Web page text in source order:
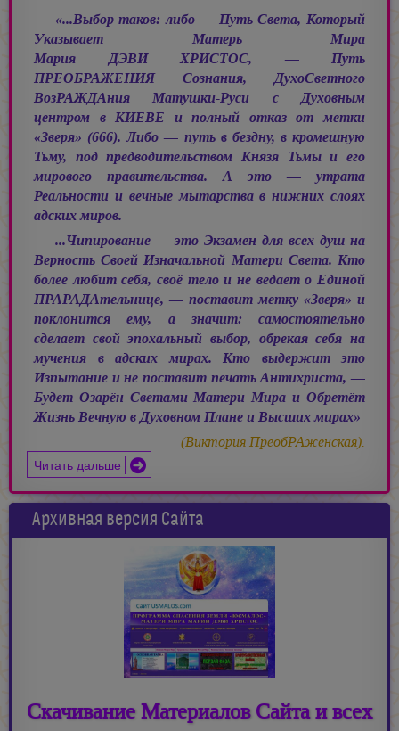
«...Выбор таков: либо — Путь Света, Который
Указывает Матерь Мира
Мария ДЭВИ ХРИСТОС, —Путь
ПРЕОБРАЖЕНИЯ Сознания, ДухоСветного
ВозРАЖДАния Матушки-Руси с Духовным
центром в КИЕВЕ и полный отказ от метки
«Зверя» (666). Либо — путь в бездну, в кромешную
Тьму, под предводительством Князя Тьмы и его
мирового правительства. А это — утрата
Реальности и вечные мытарства в нижних слоях
адских миров.
...Чипирование — это Экзамен для всех душ на
Верность Своей Изначальной Матери Света. Кто
более любит себя, своё тело и не ведает о Единой
ПРАРАДАтельнице, — поставит метку «Зверя» и
поклонится ему, а значит: самостоятельно
сделает свой эпохальный выбор, обрекая себя на
мучения в адских мирах. Кто выдержит это
Изпытание и не поставит печать Антихриста, —
Будет Озарён Светами Матери Мира и Обретёт
Жизнь Вечную в Духовном Плане и Высших мирах»
(Виктория ПреобРАженская).
Читать дальше
Архивная версия Сайта
Скачивание Материалов Сайта и всех